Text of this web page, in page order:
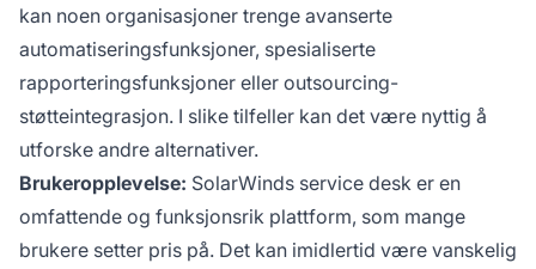
kan noen organisasjoner trenge avanserte
automatiseringsfunksjoner, spesialiserte
rapporteringsfunksjoner eller outsourcing-
støtteintegrasjon. I slike tilfeller kan det være nyttig å
utforske andre alternativer.
Brukeropplevelse: SolarWinds service desk er en
omfattende og funksjonsrik plattform, som mange
brukere setter pris på. Det kan imidlertid være vanskelig